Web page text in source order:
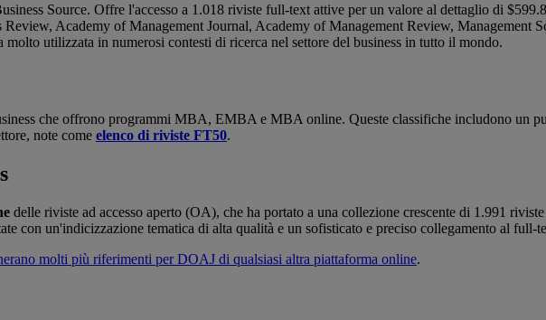
Source. Offre l'accesso a 1.018 riviste full-text attive per un valore al dettaglio di
Academy of Management Journal, Academy of Management Review, Management
utilizzata in numerosi contesti di ricerca nel settore del business in tutto il mondo.
che offrono programmi MBA, EMBA e MBA online. Queste classifiche includono un
note come elenco di riviste FT50.
delle riviste ad accesso aperto (OA), che ha portato a una collezione crescente di 1.991
con un'indicizzazione tematica di alta qualità e un sofisticato e preciso collegamento al full-
molti più riferimenti per DOAJ di qualsiasi altra piattaforma online.